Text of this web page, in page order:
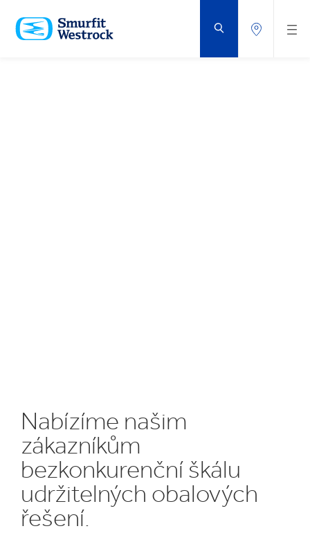
NA
HLAVNÍ
OBSAH
Nabízíme našim
zákazníkům
bezkonkurenční škálu
udržitelných obalových
řešení.